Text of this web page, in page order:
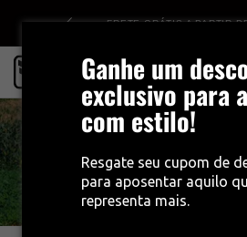
Ganhe um
exclusivo para
com estilo!
Resgate seu cupom de
para aposentar aquilo
representa mais.
R$499 FRETE GRÁTIS A PARTIR